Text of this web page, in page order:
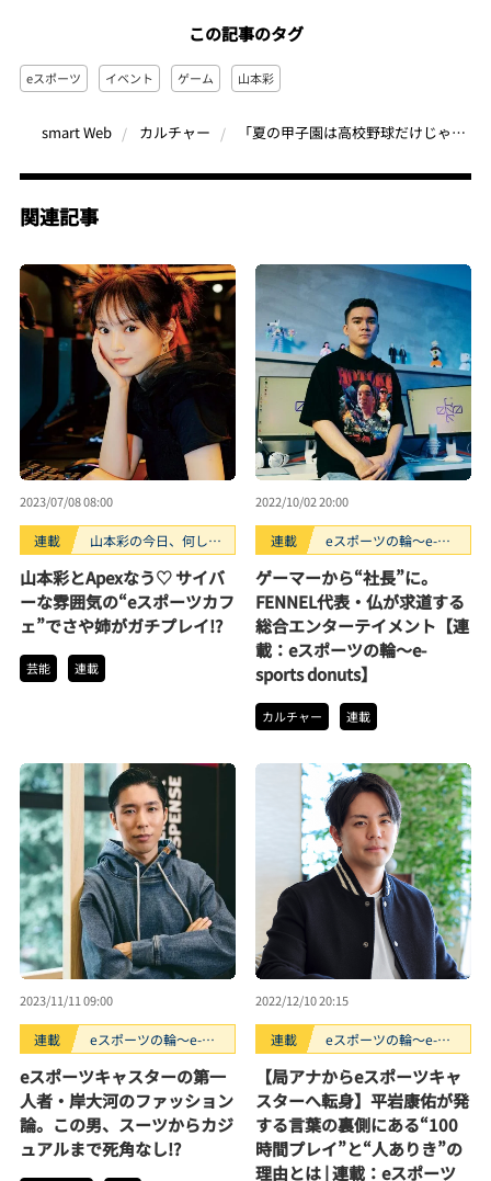
この記事のタグ
eスポーツ イベント ゲーム 山本彩
smart Web カルチャー 「夏の甲子園は高校野球だけじゃない！」eスポーツの甲子園「ステージゼロ」を盛り上げた山本彩と石田ニコルにインタビュー
関連記事
2023/07/08 08:00
連載
山本彩の今日、何して
山本彩とApexなう♡ サイバ
ーな雰囲気の“eスポーツカフ
ェ”でさや姉がガチプレイ!?
芸能 連載
2022/10/02 20:00
連載
eスポーツの輪〜e-
ゲーマーから“社長”に。
FENNEL代表・仏が求道する
総合エンターテイメント【連
載：eスポーツの輪～e-
sports donuts】
カルチャー 連載
2023/11/11 09:00
連載
eスポーツの輪〜e-
eスポーツキャスターの第一
人者・岸大河のファッション
論。この男、スーツからカジ
ュアルまで死角なし!?
2022/12/10 20:15
連載
eスポーツの輪〜e-
【局アナからeスポーツキャ
スターへ転身】平岩康佑が発
する言葉の裏側にある“100
時間プレイ”と“人ありき”の
理由とは | 連載：eスポーツ